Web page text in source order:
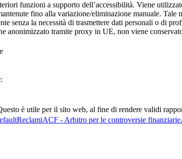
funzioni a supporto dell’accessibilità. Viene
fino alla variazione/eliminazione manuale. Tale
senza la necessità di trasmettere dati personali o di
anonimizzato tramite proxy in UE, non viene
:
è utile per il sito web, al fine di rendere validi
ReclamiACF - Arbitro per le controversie finanziarie